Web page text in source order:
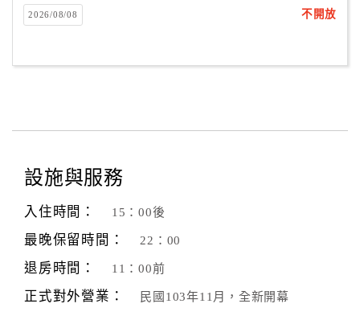
2026/08/08 不開放
設施與服務
入住時間： 15：00後
最晚保留時間： 22：00
退房時間： 11：00前
正式對外營業： 民國103年11月，全新開幕